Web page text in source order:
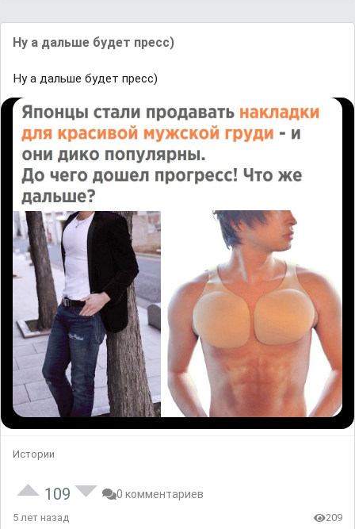
Ну а дальше будет пресс)
Ну а дальше будет пресс)
Истории
109 0 комментариев
5 лет назад 209